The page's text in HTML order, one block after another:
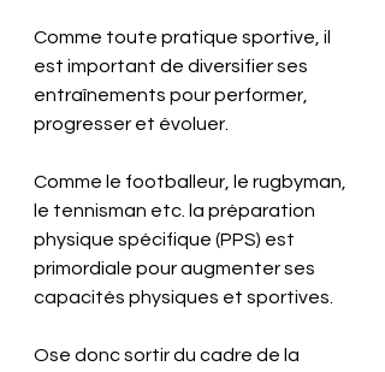
Comme toute pratique sportive, il
est important de diversifier ses
entraînements pour performer,
progresser et évoluer.
Comme le footballeur, le rugbyman,
le tennisman etc. la préparation
physique spécifique (PPS) est
primordiale pour augmenter ses
capacités physiques et sportives.
Ose donc sortir du cadre de la